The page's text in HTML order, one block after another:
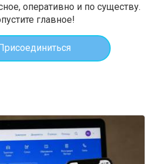
оперативно и по существу.
главное!
Присоединиться